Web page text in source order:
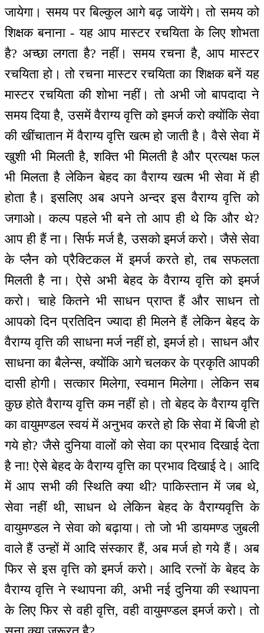
जायेगा। समय पर बिल्कुल आगे बढ़ जायेंगे। तो समय को
शिक्षक बनाना - यह आप मास्टर रचयिता के लिए शोभता
है? अच्छा लगता है? नहीं। समय रचना है, आप मास्टर
रचयिता हो। तो रचना मास्टर रचयिता का शिक्षक बनें यह
मास्टर रचयिता की शोभा नहीं। तो अभी जो बापदादा ने
समय दिया है, उसमें वैराग्य वृत्ति को इमर्ज करो क्योंकि सेवा
की खींचातान में वैराग्य वृत्ति खत्म हो जाती है। वैसे सेवा में
खुशी भी मिलती है, शक्ति भी मिलती है और प्रत्यक्ष फल
भी मिलता है लेकिन बेहद का वैराग्य खत्म भी सेवा में ही
होता है। इसलिए अब अपने अन्दर इस वैराग्य वृत्ति को
जगाओ। कल्प पहले भी बने तो आप ही थे कि और थे?
आप ही हैं ना। सिर्फ मर्ज है, उसको इमर्ज करो। जैसे सेवा
के प्लैन को प्रैक्टिकल में इमर्ज करते हो, तब सफलता
मिलती है ना। ऐसे अभी बेहद के वैराग्य वृत्ति को इमर्ज
करो। चाहे कितने भी साधन प्राप्त हैं और साधन तो
आपको दिन प्रतिदिन ज्यादा ही मिलने हैं लेकिन बेहद के
वैराग्य वृत्ति की साधना मर्ज नहीं हो, इमर्ज हो। साधन और
साधना का बैलेन्स, क्योंकि आगे चलकर के प्रकृति आपकी
दासी होगी। सत्कार मिलेगा, स्वमान मिलेगा। लेकिन सब
कुछ होते वैराग्य वृत्ति कम नहीं हो। तो बेहद के वैराग्य वृत्ति
का वायुमण्डल स्वयं में अनुभव करते हो कि सेवा में बिजी हो
गये हो? जैसे दुनिया वालों को सेवा का प्रभाव दिखाई देता
है ना! ऐसे बेहद के वैराग्य वृत्ति का प्रभाव दिखाई दे। आदि
में आप सभी की स्थिति क्या थी? पाकिस्तान में जब थे,
सेवा नहीं थी, साधन थे लेकिन बेहद के वैराग्यवृत्ति के
वायुमण्डल ने सेवा को बढ़ाया। तो जो भी डायमण्ड जुबली
वाले हैं उन्हों में आदि संस्कार हैं, अब मर्ज हो गये हैं। अब
फिर से इस वृत्ति को इमर्ज करो। आदि रत्नों के बेहद के
वैराग्य वृत्ति ने स्थापना की, अभी नई दुनिया की स्थापना
के लिए फिर से वही वृत्ति, वही वायुमण्डल इमर्ज करो। तो